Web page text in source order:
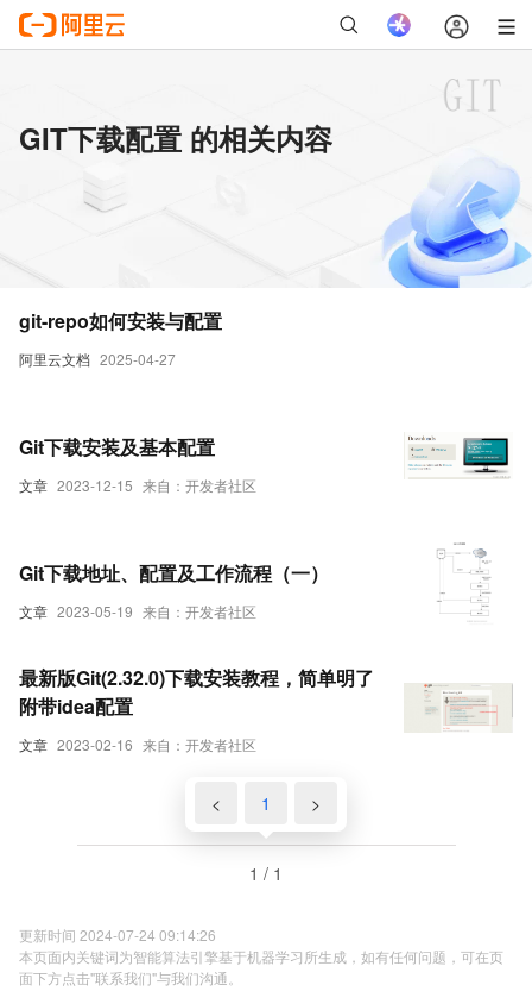
GIT下载配置 的相关内容
阿里云文档 2025-04-27
git-repo如何安装与配置
文章 2023-12-15 来自：开发者社区
Git下载安装及基本配置
文章 2023-05-19 来自：开发者社区
Git下载地址、配置及工作流程（一）
文章 2023-02-16 来自：开发者社区
最新版Git(2.32.0)下载安装教程，简单明了
附带idea配置
< 1 >
1 / 1
更新时间 2024-07-24 09:14:26
本页面内关键词为智能算法引擎基于机器学习所生成，如有任何问题，可在页
面下方点击"联系我们"与我们沟通。